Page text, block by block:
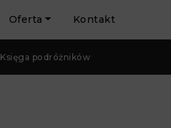
Oferta Kontakt
Księga podróżników